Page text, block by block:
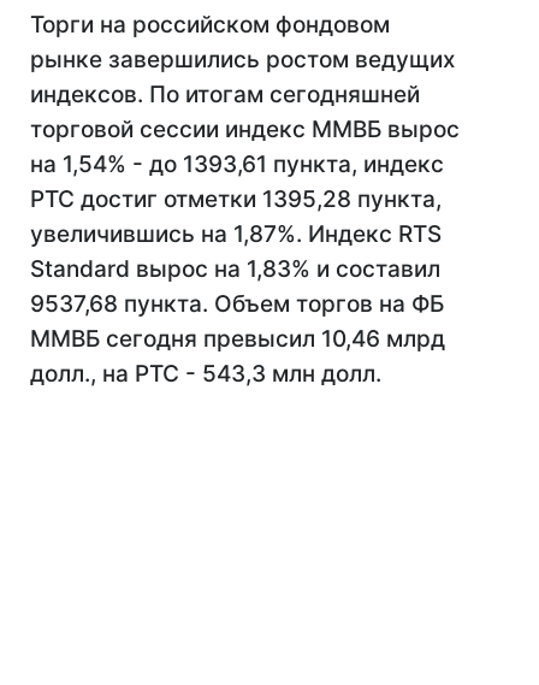
Торги на российском фондовом
рынке завершились ростом ведущих
индексов. По итогам сегодняшней
торговой сессии индекс ММВБ вырос
на 1,54% - до 1393,61 пункта, индекс
РТС достиг отметки 1395,28 пункта,
увеличившись на 1,87%. Индекс RTS
Standard вырос на 1,83% и составил
9537,68 пункта. Объем торгов на ФБ
ММВБ сегодня превысил 10,46 млрд
долл., на РТС - 543,3 млн долл.